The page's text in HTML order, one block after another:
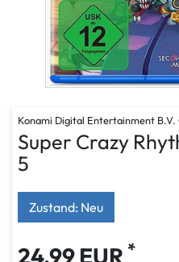
Konami Digital Entertainment
Super Crazy
5
Zustand: Neu
24,99 EUR *